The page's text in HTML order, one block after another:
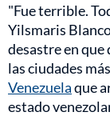
"Fue terrible.
Yilsmaris
desastre en
las ciudades
Venezuelaque
estado